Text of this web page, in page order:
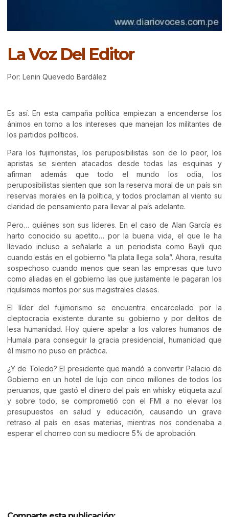
La Voz Del Editor
Por: Lenin Quevedo Bardález
Es así. En esta campaña política empiezan a encenderse los
ánimos en torno a los intereses que manejan los militantes de
los partidos políticos.
Para los fujimoristas, los peruposibilistas son de lo peor, los
apristas se sienten atacados desde todas las esquinas y
afirman además que todo el mundo los odia, los
peruposibilistas sienten que son la reserva moral de un país sin
reservas morales en la política, y todos proclaman al viento su
claridad de pensamiento para llevar al país adelante.
Pero… quiénes son sus líderes. En el caso de Alan García es
harto conocido su apetito… por la buena vida, el que le ha
llevado incluso a señalarle a un periodista como Bayli que
cuando estás en el gobierno “la plata llega sola”. Ahora, resulta
sospechoso cuando menos que sean las empresas que tuvo
como aliadas en el gobierno las que justamente le pagaran los
riquísimos montos por sus magistrales clases.
El líder del fujimorismo se encuentra encarcelado por la
cleptocracia existente durante su gobierno y por delitos de
lesa humanidad. Hoy quiere apelar a los valores humanos de
Humala para conseguir la gracia presidencial, humanidad que
él mismo no puso en práctica.
¿Y de Toledo? El presidente que mandó a convertir Palacio de
Gobierno en un hotel de lujo con cinco millones de todos los
peruanos, que gastó el dinero del país en whisky etiqueta azul
y sobre todo, se comprometió con el FMI a no elevar los
presupuestos en salud y educación, causando un grave
retraso al país en esas materias, mientras nos condenaba a
esperar el chorreo con su mediocre 5% de aprobación.